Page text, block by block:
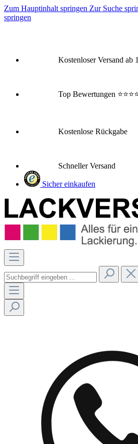
Zum Hauptinhalt springen Zur Suche
springen
Kostenloser Versand ab
Top Bewertungen
Kostenlose Rückgabe
Schneller Versand
Sicher einkaufen